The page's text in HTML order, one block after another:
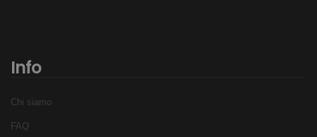
Info
Chi siamo
FAQ